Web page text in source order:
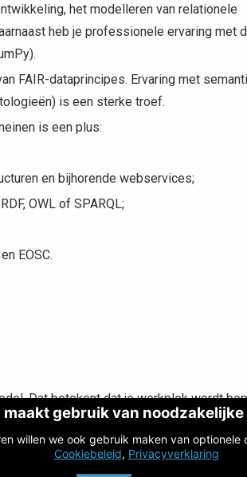
het modelleren van relationele
heb je professionele ervaring met
FAIR-dataprincipes. Ervaring met
is een sterke troef.
is een plus:
en bijhorende webservices;
OWL of SPARQL;
EOSC.
Dat betekent dat je werkplek wordt
zich in Mol, waar we regelmatig als
of vanuit één van onze satellietkantoren
maakt gebruik van
willen we ook gebruik maken van
Cookiebeleid, Privacyverklaring